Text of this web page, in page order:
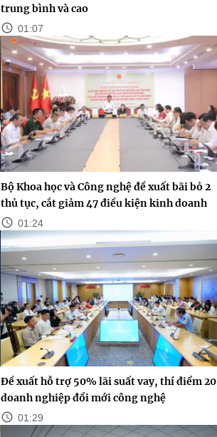
trung bình và cao
01:07
Bộ Khoa học và Công nghệ đề xuất bãi bỏ 2
thủ tục, cắt giảm 47 điều kiện kinh doanh
01:24
Đề xuất hỗ trợ 50% lãi suất vay, thí điểm 20
doanh nghiệp đổi mới công nghệ
01:29